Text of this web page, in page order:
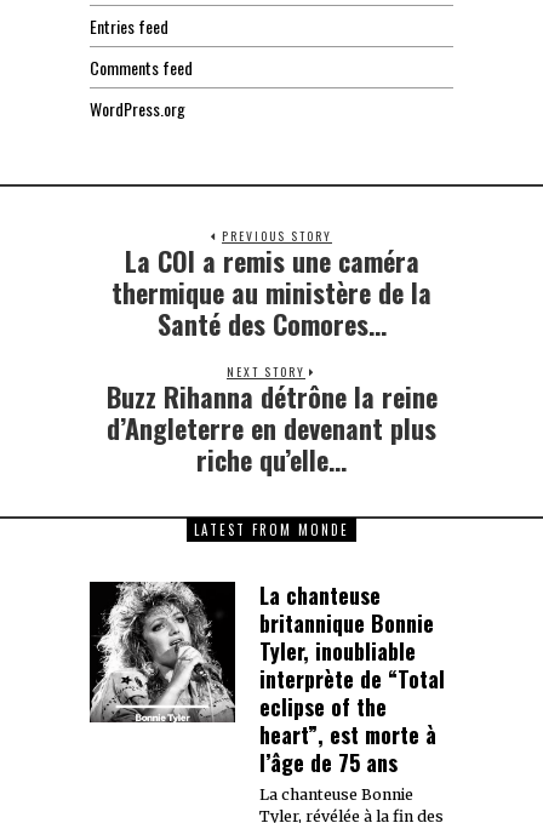
Entries feed
Comments feed
WordPress.org
PREVIOUS STORY
Previous
post:
La COI a remis une caméra
thermique au ministère de la
Santé des Comores…
NEXT STORY
Next
post:
Buzz Rihanna détrône la reine
d’Angleterre en devenant plus
riche qu’elle…
LATEST FROM MONDE
La chanteuse
britannique Bonnie
Tyler, inoubliable
interprète de “Total
eclipse of the
heart”, est morte à
l’âge de 75 ans
La chanteuse Bonnie
Tyler, révélée à la fin des